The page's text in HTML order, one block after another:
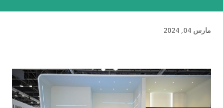
مارس 04, 2024